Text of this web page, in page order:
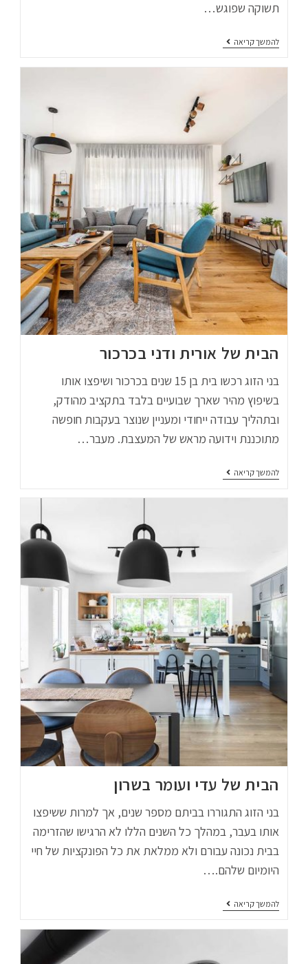
תשוקה שפוגש…
להמשך קריאה
הבית של אורית ודני בכרכור
בני הזוג רכשו בית בן 15 שנים בכרכור ושיפצו אותו
בשיפוץ מהיר שארך שבועיים בלבד בתקציב מהודק,
ובתהליך עבודה ייחודי ומעניין שנוצר בעקבות חופשה
מתוכננת וידועה מראש של המעצבת. מעבר…
להמשך קריאה
הבית של עדי ועומר בשרון
בני הזוג התגוררו בביתם מספר שנים, אך למרות ששיפצו
אותו בעבר, במהלך כל השנים הללו לא הרגישו שהזרימה
בבית נכונה עבורם ולא ממלאת את כל הפונקציות של חיי
היומיום שלהם.…
להמשך קריאה